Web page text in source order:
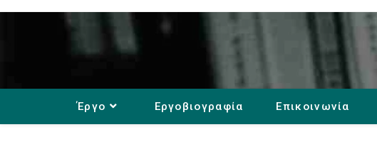
Έργο Εργοβιογραφία Επικοινωνία